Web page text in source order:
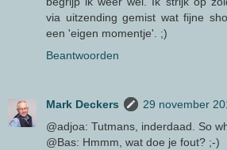
via uitzending gemist wat fijne
een 'eigen momentje'. ;)
Beantwoorden
Mark Deckers
29 november
@adjoa: Tutmans, inderdaad. So
@Bas: Hmmm, wat doe je fout? ;-)